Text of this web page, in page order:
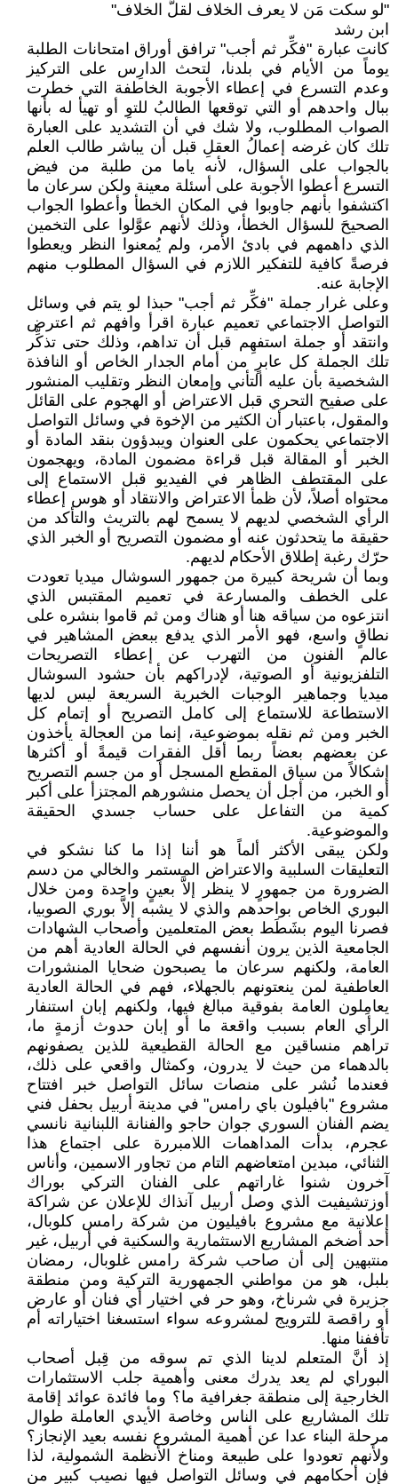
"لو سكت مَن لا يعرف الخلاف لقلَّ الخلاف"
ابن رشد
كانت عبارة "فكِّر ثم أجب" ترافق أوراق امتحانات الطلبة
يوماً من الأيام في بلدنا، لتحث الدارِس على التركيز
وعدم التسرع في إعطاء الأجوبة الخاطفة التي خطرت
ببال واحدهم أو التي توقعها الطالبُ للتوِ أو تهيأ له بأنها
الصواب المطلوب، ولا شك في أن التشديد على العبارة
تلك كان غرضه إعمالُ العقلِ قبل أن يباشر طالب العلم
بالجواب على السؤال، لأنه ياما من طلبة من فيض
التسرع أعطوا الأجوبة على أسئلة معينة ولكن سرعان ما
اكتشفوا بأنهم جاوبوا في المكان الخطأ وأعطوا الجواب
الصحيحَ للسؤال الخطأ، وذلك لأنهم عوَّلوا على التخمين
الذي داهمهم في بادئ الأمر، ولم يُمعنوا النظر ويعطوا
فرصةً كافية للتفكير اللازم في السؤال المطلوب منهم
الإجابة عنه.
وعلى غرار جملة "فكِّر ثم أجب" حبذا لو يتم في وسائل
التواصل الاجتماعي تعميم عبارة اقرأ وافهم ثم اعترض
وانتقد أو جملة استفهِم قبل أن تداهم، وذلك حتى تذكِّر
تلك الجملة كل عابرٍ من أمام الجدار الخاص أو النافذة
الشخصية بأن عليه التأني وإمعان النظر وتقليب المنشور
على صفيح التحري قبل الاعتراض أو الهجوم على القائل
والمقول، باعتبار أن الكثير من الإخوة في وسائل التواصل
الاجتماعي يحكمون على العنوان ويبدؤون بنقد المادة أو
الخبر أو المقالة قبل قراءة مضمون المادة، ويهجمون
على المقتطف الظاهر في الفيديو قبل الاستماع إلى
محتواه أصلاً، لأن ظمأ الاعتراض والانتقاد أو هوس إعطاء
الرأي الشخصي لديهم لا يسمح لهم بالتريث والتأكد من
حقيقة ما يتحدثون عنه أو مضمون التصريح أو الخبر الذي
حرّك رغبة إطلاق الأحكام لديهم.
وبما أن شريحة كبيرة من جمهور السوشال ميديا تعودت
على الخطف والمسارعة في تعميم المقتبس الذي
انتزعوه من سياقه هنا أو هناك ومن ثم قاموا بنشره على
نطاقٍ واسع، فهو الأمر الذي يدفع ببعض المشاهير في
عالم الفنون من التهرب عن إعطاء التصريحات
التلفزيونية أو الصوتية، لإدراكهم بأن حشود السوشال
ميديا وجماهير الوجبات الخبرية السريعة ليس لديها
الاستطاعة للاستماع إلى كامل التصريح أو إتمام كل
الخبر ومن ثم نقله بموضوعية، إنما من العجالة يأخذون
عن بعضهم بعضاً ربما أقل الفقرات قيمةً أو أكثرها
إشكالاً من سياق المقطع المسجل أو من جسم التصريح
أو الخبر، من أجل أن يحصل منشورهم المجتزأ على أكبر
كمية من التفاعل على حساب جسدي الحقيقة
والموضوعية.
ولكن يبقى الأكثر ألماً هو أننا إذا ما كنا نشكو في
التعليقات السلبية والاعتراض المستمر والخالي من دسم
الضرورة من جمهورٍ لا ينظر إلاَّ بعينٍ واحدة ومن خلال
البوري الخاص بواحدهم والذي لا يشبه إلاَّ بوري الصوبيا،
فصرنا اليوم بشَطَط بعض المتعلمين وأصحاب الشهادات
الجامعية الذين يرون أنفسهم في الحالة العادية أهم من
العامة، ولكنهم سرعان ما يصبحون ضحايا المنشورات
العاطفية لمن ينعتونهم بالجهلاء، فهم في الحالة العادية
يعامِلون العامة بفوقية مبالغ فيها، ولكنهم إبان استنفار
الرأي العام بسبب واقعة ما أو إبان حدوث أزمةٍ ما،
تراهم منساقين مع الحالة القطيعية للذين يصفونهم
بالدهماء من حيث لا يدرون، وكمثال واقعي على ذلك،
فعندما نُشر على منصات سائل التواصل خبر افتتاح
مشروع "بافيلون باي رامس" في مدينة أربيل بحفل فني
يضم الفنان السوري جوان حاجو والفنانة اللبنانية نانسي
عجرم، بدأت المداهمات اللامبررة على اجتماع هذا
الثنائي، مبدين امتعاضهم التام من تجاور الاسمين، وأناس
آخرون شنوا غاراتهم على الفنان التركي بوراك
أوزتشيفيت الذي وصل أربيل آنذاك للإعلان عن شراكة
إعلانية مع مشروع بافيليون من شركة رامس كلوبال،
أحد أضخم المشاريع الاستثمارية والسكنية في أربيل، غير
منتبهين إلى أن صاحب شركة رامس غلوبال، رمضان
بلبل، هو من مواطني الجمهورية التركية ومن منطقة
جزيرة في شرناخ، وهو حر في اختيار أي فنان أو عارض
أو راقصة للترويج لمشروعه سواء استسغنا اختياراته أم
تأففنا منها.
إذ أنَّ المتعلم لدينا الذي تم سوقه من قِبل أصحاب
البوراي لم يعد يدرك معنى وأهمية جلب الاستثمارات
الخارجية إلى منطقة جغرافية ما؟ وما فائدة عوائد إقامة
تلك المشاريع على الناس وخاصة الأيدي العاملة طوال
مرحلة البناء عدا عن أهمية المشروع نفسه بعيد الإنجاز؟
ولأنهم تعودوا على طبيعة ومناخ الأنظمة الشمولية، لذا
فإن أحكامهم في وسائل التواصل فيها نصيب كبير من